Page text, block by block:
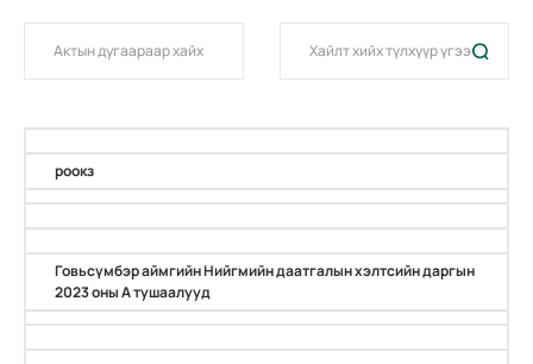
роокз
Говьсүмбэр аймгийн Нийгмийн даатгалын хэлтсийн даргын
2023 оны А тушаалууд